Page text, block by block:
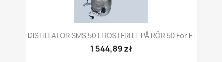
DISTILLATOR SMS 50 L ROSTFRITT PÅ RÖR 50 För El
1 544,89 zł